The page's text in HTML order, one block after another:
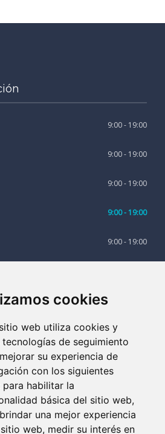
cookies
web utiliza cookies y
de seguimiento
su experiencia de
con los siguientes
para habilitar la
básica del sitio web,
una mejor experiencia
web, medir su interés en
9:00 - 19:00
9:00 - 19:00
9:00 - 19:00
9:00 - 19:00
9:00 - 19:00
13:00 - 15:00
Redes Sociales